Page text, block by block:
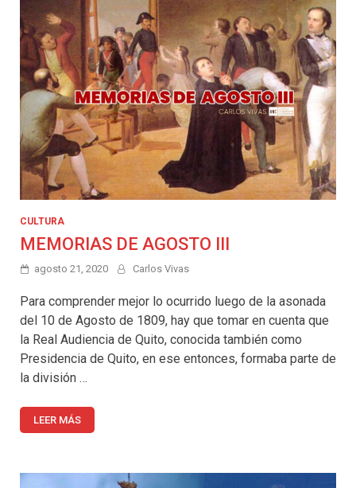
CULTURA
MEMORIAS DE AGOSTO III
agosto 21, 2020 Carlos Vivas
Para comprender mejor lo ocurrido luego de la asonada
del 10 de Agosto de 1809, hay que tomar en cuenta que
la Real Audiencia de Quito, conocida también como
Presidencia de Quito, en ese entonces, formaba parte de
la división …
LEER MÁS